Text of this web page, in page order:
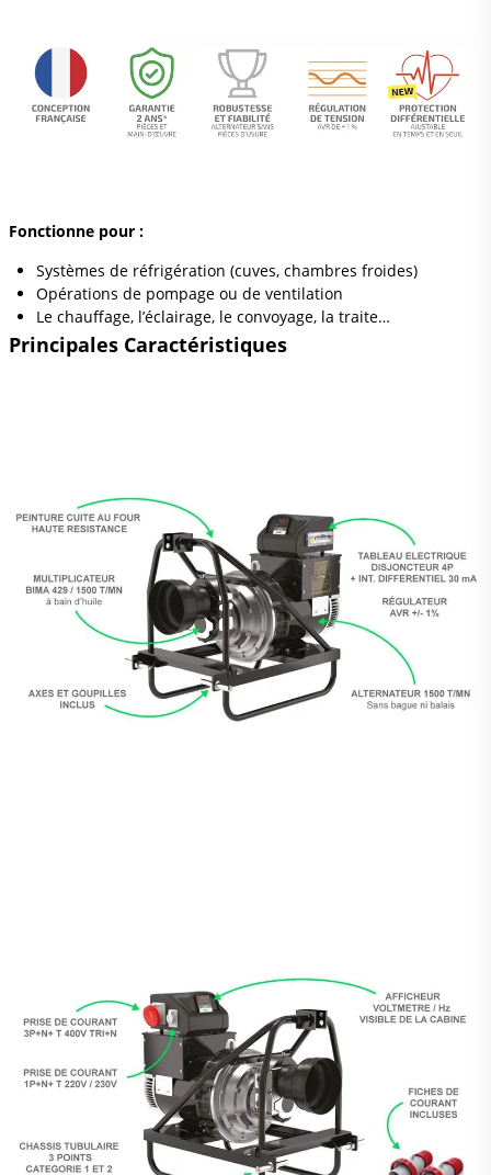
Fonctionne pour :
Systèmes de réfrigération (cuves, chambres froides)
Opérations de pompage ou de ventilation
Le chauffage, l’éclairage, le convoyage, la traite…
Principales Caractéristiques